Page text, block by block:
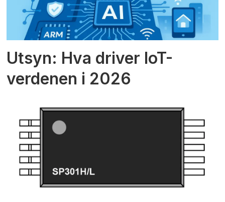
Utsyn: Hva driver IoT-
verdenen i 2026